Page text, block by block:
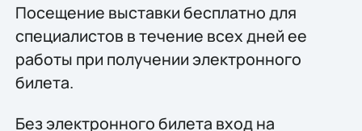
Посещение выставки бесплатно для
специалистов в течение всех дней еe
работы при получении электронного
билета.
Без электронного билета вход на